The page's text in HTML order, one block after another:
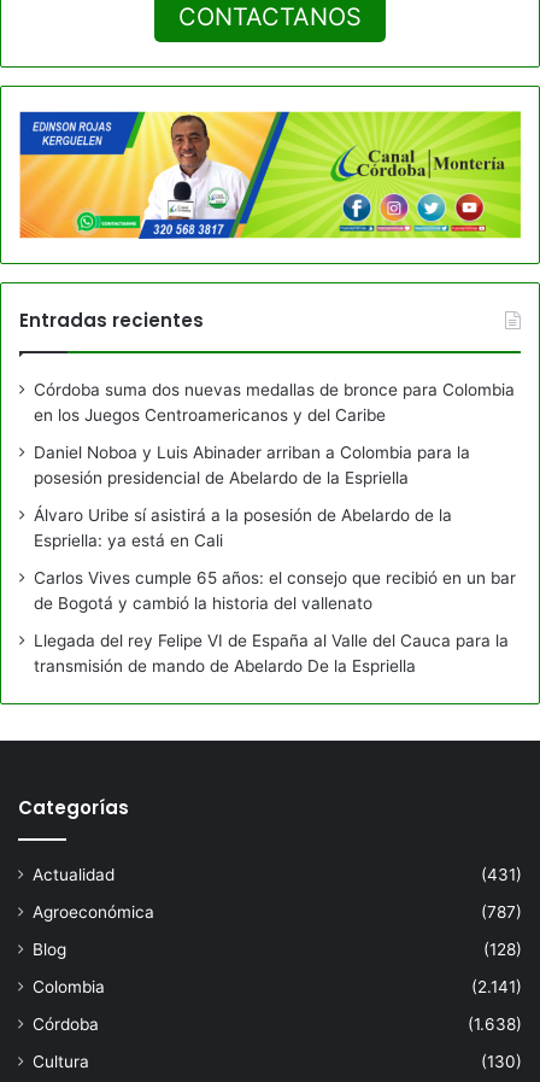
CONTACTANOS
Entradas recientes
Córdoba suma dos nuevas medallas de bronce para Colombia
en los Juegos Centroamericanos y del Caribe
Daniel Noboa y Luis Abinader arriban a Colombia para la
posesión presidencial de Abelardo de la Espriella
Álvaro Uribe sí asistirá a la posesión de Abelardo de la
Espriella: ya está en Cali
Carlos Vives cumple 65 años: el consejo que recibió en un bar
de Bogotá y cambió la historia del vallenato
Llegada del rey Felipe VI de España al Valle del Cauca para la
transmisión de mando de Abelardo De la Espriella
Categorías
Actualidad
(431)
Agroeconómica
(787)
Blog
(128)
Colombia
(2.141)
Córdoba
(1.638)
Cultura
(130)